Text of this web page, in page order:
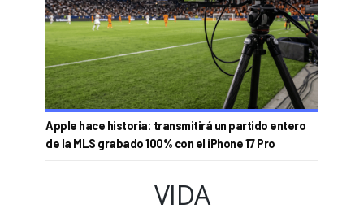
Apple hace historia: transmitirá un partido entero
de la MLS grabado 100% con el iPhone 17 Pro
VIDA